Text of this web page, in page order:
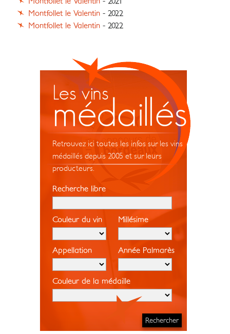
Montfollet le Valentin - 2022
Montfollet le Valentin - 2022
Les vins
médaillés
Retrouvez ici toutes les infos sur les vins
médaillés depuis 2005 et sur leurs
producteurs.
Recherche libre
Couleur du vin Millésime
Appellation Année Palmarès
Couleur de la médaille